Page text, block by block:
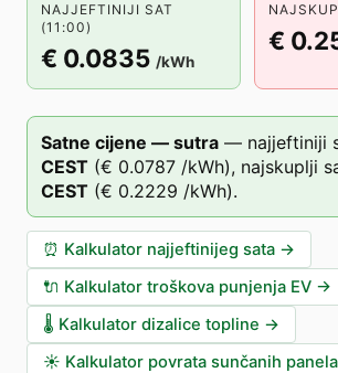
NAJJEFTINIJI SAT
(11:00)
€ 0.0835 /kWh
€
Satne cijene — sutra — najjeftiniji
CEST (€ 0.0787 /kWh), najskuplji
CEST (€ 0.2229 /kWh).
⏰ Kalkulator najjeftinijeg sata →
🔌 Kalkulator troškova punjenja EV →
🌡️ Kalkulator dizalice topline →
☀️ Kalkulator povrata sunčanih panela